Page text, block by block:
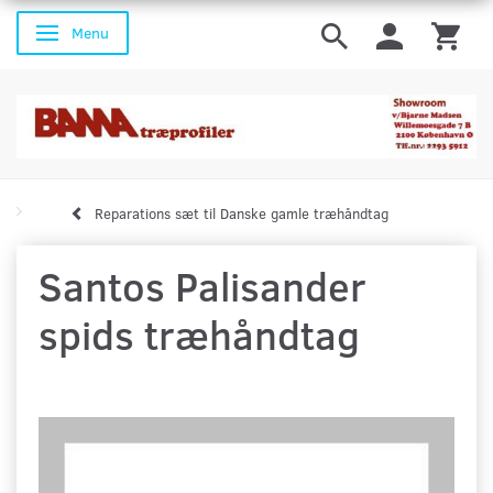
Skifte navigation
Menu
Reparations sæt til Danske gamle træhåndtag
Santos Palisander
spids træhåndtag